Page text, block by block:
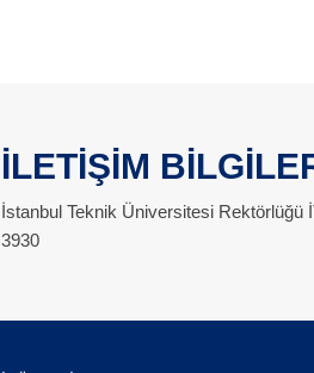
İLETİŞİM
İstanbul Teknik Üniversitesi Rektörlüğü
3930